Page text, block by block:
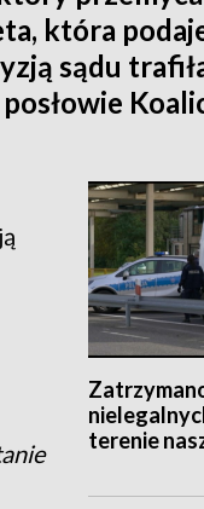
która
sądu
terenie